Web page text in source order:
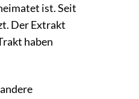
ist. Seit
Der Extrakt
haben